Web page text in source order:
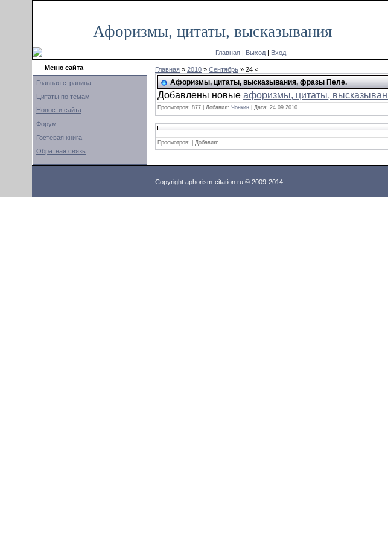
Афоризмы, цитаты, высказывания
Главная | Выход | Вход
Меню сайта
Главная страница
Цитаты по темам
Новости сайта
Форум
Гостевая книга
Обратная связь
Главная » 2010 » Сентябрь » 24 <
Афоризмы, цитаты, высказывания, фразы Пеле.
Добавлены новые афоризмы, цитаты,
Просмотров: 877 Добавил: Чонкин Дата: 24.09.2010
Просмотров: | Добавил:
Copyright aphorism-citation.ru © 2009-2014